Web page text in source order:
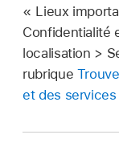
« Lieux
Confidentialité
localisation >
rubrique
et des